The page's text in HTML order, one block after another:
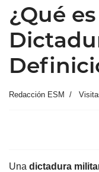
¿Qué
Redacción ESM
Una dictadura